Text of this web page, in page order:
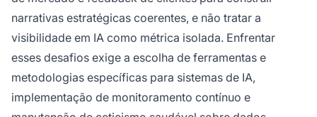
narrativas estratégicas coerentes, e não tratar a
visibilidade em IA como métrica isolada. Enfrentar
esses desafios exige a escolha de ferramentas e
metodologias específicas para sistemas de IA,
implementação de monitoramento contínuo e